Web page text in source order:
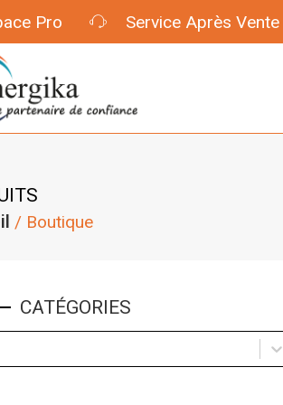
Pro Service Après Vente
/ Boutique
CATÉGORIES
le contenu
le contenu